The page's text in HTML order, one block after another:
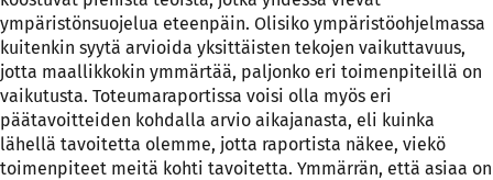
ympäristönsuojelua eteenpäin. Olisiko ympäristöohjelmassa
kuitenkin syytä arvioida yksittäisten tekojen vaikuttavuus,
jotta maallikkokin ymmärtää, paljonko eri toimenpiteillä on
vaikutusta. Toteumaraportissa voisi olla myös eri
päätavoitteiden kohdalla arvio aikajanasta, eli kuinka
lähellä tavoitetta olemme, jotta raportista näkee, viekö
toimenpiteet meitä kohti tavoitetta. Ymmärrän, että asiaa on